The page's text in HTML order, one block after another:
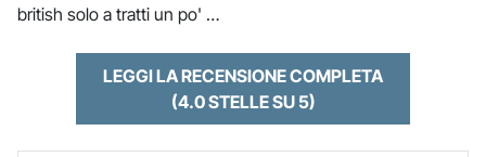
british solo a tratti un po' …
LEGGI LA RECENSIONE COMPLETA
(4.0 STELLE SU 5)